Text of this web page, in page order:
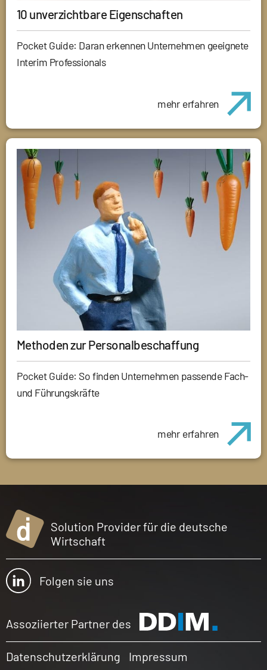
10 unverzichtbare Eigenschaften
Pocket Guide: Daran erkennen Unternehmen geeignete
Interim Professionals
mehr erfahren
Methoden zur Personalbeschaffung
Pocket Guide: So finden Unternehmen passende Fach-
und Führungskräfte
mehr erfahren
Solution Provider für die deutsche
Wirtschaft
Folgen sie uns
Assoziierter Partner des
Datenschutzerklärung
Impressum